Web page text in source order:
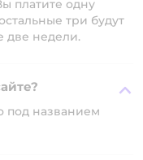
платите одну
три будут
две недели.
под названием